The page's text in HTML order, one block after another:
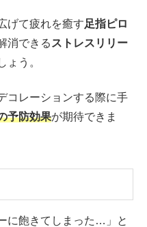
げて疲れを癒す足指ピロ
消できる ストレスリリー
ょう。
コレーションする際に手
予防効果が期待できま
に飽きてしまった…」と